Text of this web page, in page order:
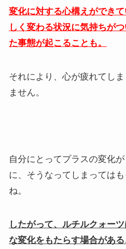
変化に対する心構えができ
しく変わる状況に気持ちが
た事態が起こることも。
それにより、心が疲れてし
ません。
自分にとってプラスの変化
に、そうなってしまっては
ね。
したがって、ルチルクォー
な変化をもたらす場合があ